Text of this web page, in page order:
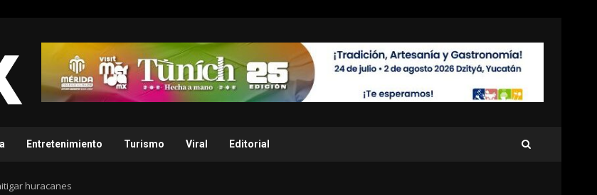
Entretenimiento Turismo Viral Editorial
huracanes